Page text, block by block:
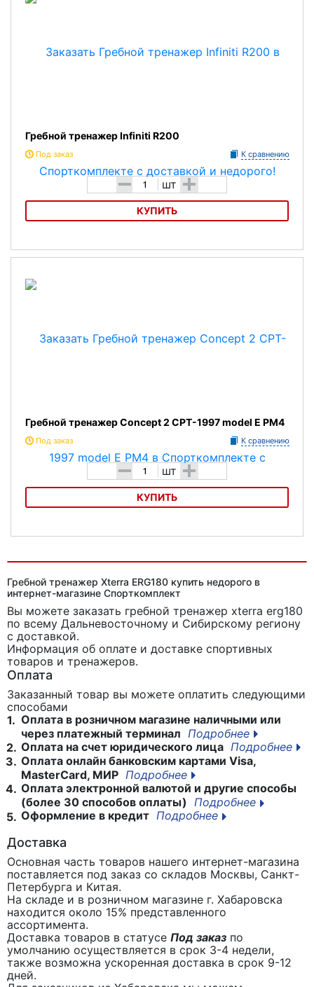
Гребной тренажер Infiniti R200
Под заказ К сравнению
- шт +
КУПИТЬ
Гребной тренажер Infiniti R200
Гребной тренажер Concept 2 CPT-1997 model E PM4
Под заказ К сравнению
- шт +
КУПИТЬ
Гребной тренажер Xterra ERG180 купить недорого в
интернет-магазине Спорткомплект
Вы можете заказать гребной тренажер xterra erg180
по всему Дальневосточному и Сибирскому региону
с доставкой.
Информация об оплате и доставке спортивных
товаров и тренажеров.
Оплата
Заказанный товар вы можете оплатить следующими
способами
1. Оплата в розничном магазине наличными или
через платежный терминал Подробнее
2. Оплата на счет юридического лица Подробнее
3. Оплата онлайн банковским картами Visa,
MasterCard, МИР Подробнее
4. Оплата электронной валютой и другие способы
(более 30 способов оплаты) Подробнее
5. Оформление в кредит Подробнее
Доставка
Основная часть товаров нашего интернет-магазина
поставляется под заказ со складов Москвы, Санкт-
Петербурга и Китая.
На складе и в розничном магазине г. Хабаровска
находится около 15% представленного
ассортимента.
Доставка товаров в статусе Под заказ по
умолчанию осуществляется в срок 3-4 недели,
также возможна ускоренная доставка в срок 9-12
дней.